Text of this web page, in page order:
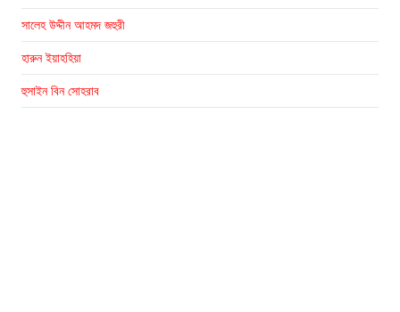
সালেহ উদ্দীন আহমদ জহুরী
হারুন ইয়াহহিয়া
হুসাইন বিন সোহরাব